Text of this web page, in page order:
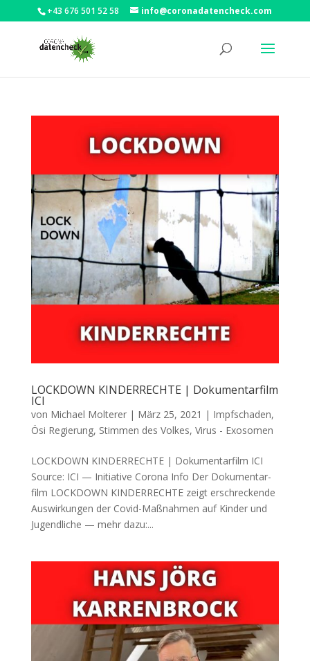
+43 676 501 52 58 info@coronadatencheck.com
LOCKDOWN KINDERRECHTE | Dokumentarfilm
ICI
von Michael Molterer| März 25, 2021 | Impfschaden,
Ösi Regierung, Stimmen des Volkes, Virus - Exosomen
LOCKDOWN KINDERRECHTE | Dokumentarfilm ICI
Source: ICI — Initia­ti­ve Coro­na Info Der Doku­men­tar­
film LOCKDOWN KINDERRECHTE zeigt erschre­cken­de
Aus­wir­kun­gen der Covid-Maß­nah­men auf Kin­der und
Jugend­li­che — mehr dazu:...